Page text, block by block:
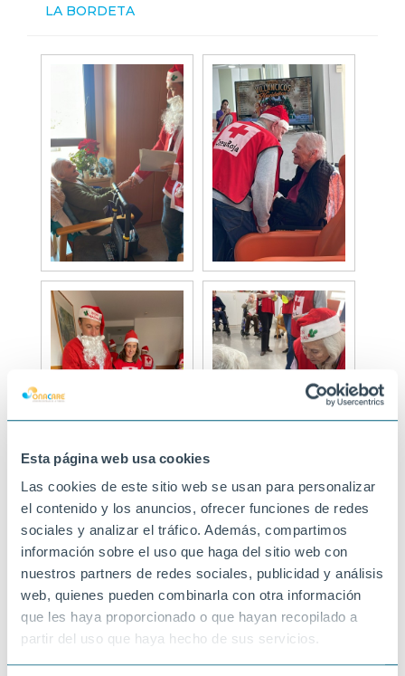
Esta página web usa cookies
Las cookies de este sitio web se usan para personalizar
el contenido y los anuncios, ofrecer funciones de redes
sociales y analizar el tráfico. Además, compartimos
información sobre el uso que haga del sitio web con
nuestros partners de redes sociales, publicidad y análisis
web, quienes pueden combinarla con otra información
que les haya proporcionado o que hayan recopilado a
partir del uso que haya hecho de sus servicios.
LA BORDETA